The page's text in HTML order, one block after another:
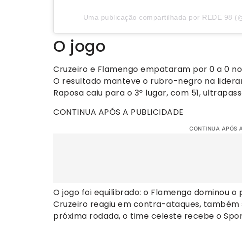
Uma publicação compartilhada por REDE 98
O jogo
Cruzeiro e Flamengo empataram por 0 a 0
O resultado manteve o rubro-negro na
Raposa caiu para o 3º lugar, com 51,
CONTINUA APÓS A PUBLICIDADE
CONTINUA APÓS
O jogo foi equilibrado: o Flamengo dominou
Cruzeiro reagiu em contra-ataques, também
próxima rodada, o time celeste recebe o